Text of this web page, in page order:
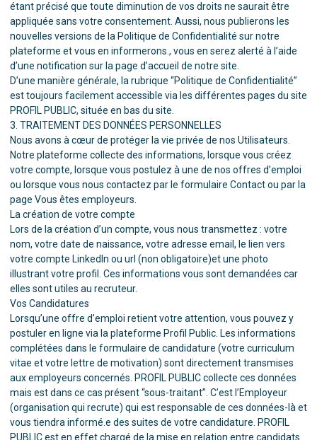
étant précisé que toute diminution de vos droits ne saurait être
appliquée sans votre consentement. Aussi, nous publierons les
nouvelles versions de la Politique de Confidentialité sur notre
plateforme et vous en informerons., vous en serez alerté à l’aide
d’une notification sur la page d’accueil de notre site.
D’une manière générale, la rubrique “Politique de Confidentialité”
est toujours facilement accessible via les différentes pages du site
PROFIL PUBLIC, située en bas du site.
3. TRAITEMENT DES DONNÉES PERSONNELLES
Nous avons à cœur de protéger la vie privée de nos Utilisateurs.
Notre plateforme collecte des informations, lorsque vous créez
votre compte, lorsque vous postulez à une de nos offres d’emploi
ou lorsque vous nous contactez par le formulaire Contactou par la
page Vous êtes employeurs
La création de votre compte
Lors de la création d’un compte, vous nous transmettez : votre
nom, votre date de naissance, votre adresse email, le lien vers
votre compte LinkedIn ou url (non obligatoire)et une photo
illustrant votre profil. Ces informations vous sont demandées car
elles sont utiles au recruteur.
Vos Candidatures
Lorsqu’une offre d’emploi retient votre attention, vous pouvez y
postuler en ligne via la plateforme Profil Public. Les informations
complétées dans le formulaire de candidature (votre curriculum
vitae et votre lettre de motivation) sont directement transmises
aux employeurs concernés. PROFIL PUBLIC collecte ces données
mais est dans ce cas présent “sous-traitant”. C’est l’Employeur
(organisation qui recrute) qui est responsable de ces données-là et
vous tiendra informé.e des suites de votre candidature. PROFIL
PUBLIC est en effet chargé de la mise en relation entre candidats